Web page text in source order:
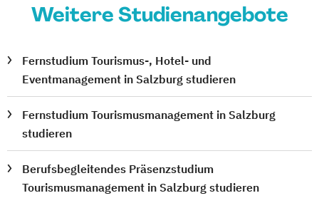
Weitere Studienangebote
Fernstudium Tourismus-, Hotel- und
Eventmanagement in Salzburg studieren
Fernstudium Tourismusmanagement in Salzburg
studieren
Berufsbegleitendes Präsenzstudium
Tourismusmanagement in Salzburg studieren